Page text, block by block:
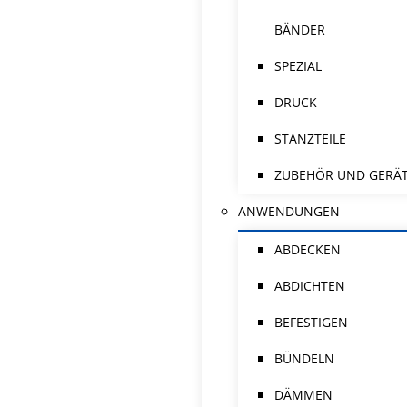
BÄNDER
SPEZIAL
DRUCK
STANZTEILE
ZUBEHÖR UND
ANWENDUNGEN
ABDECKEN
ABDICHTEN
BEFESTIGEN
BÜNDELN
DÄMMEN